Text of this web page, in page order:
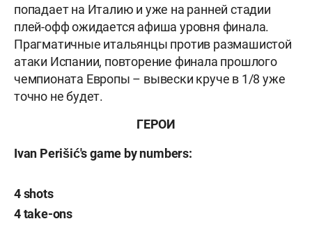
попадает на Италию и уже на ранней стадии
плей-офф ожидается афиша уровня финала.
Прагматичные итальянцы против размашистой
атаки Испании, повторение финала прошлого
чемпионата Европы – вывески круче в 1/8 уже
точно не будет.
ГЕРОИ
Ivan Perišić's game by numbers:
4 shots
4 take-ons